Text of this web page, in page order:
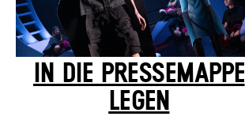
IN DIE PRESSEMAPPE
LEGEN